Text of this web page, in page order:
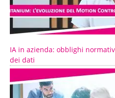
IA in azienda: obblighi
dei dati